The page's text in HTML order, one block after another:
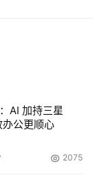
云数据中心，
推夜训”，训推
优选择，为科
院、360等超过
AI 加持三星
办公更顺心
2075